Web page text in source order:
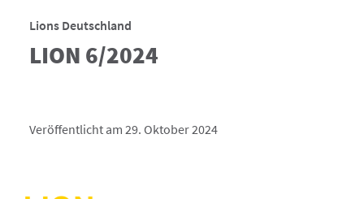
Lions Deutschland
LION 6/2024
Veröffentlicht am 29. Oktober 2024